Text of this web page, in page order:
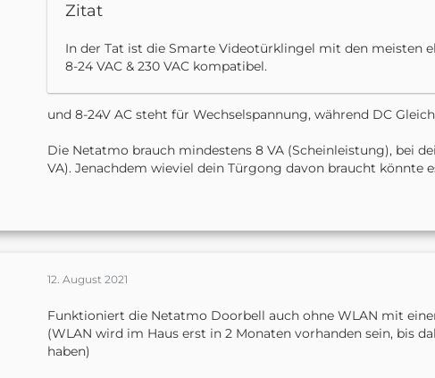
Zitat
In der Tat ist die Smarte Videotürklingel mit den meisten
8-24 VAC & 230 VAC kompatibel.
und 8-24V AC steht für Wechselspannung, während DC
Die Netatmo brauch mindestens 8 VA (Scheinleistung), bei
VA). Jenachdem wieviel dein Türgong davon braucht könnte
12. August 2021
Funktioniert die Netatmo Doorbell auch ohne WLAN mit
(WLAN wird im Haus erst in 2 Monaten vorhanden sein, bis
haben)